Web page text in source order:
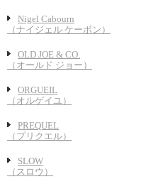
Nigel Cabourn
（ナイジェル ケーボン）
OLD JOE & CO.
（オールド ジョー）
ORGUEIL
（オルゲイユ）
PREQUEL
（プリクエル）
SLOW
（スロウ）